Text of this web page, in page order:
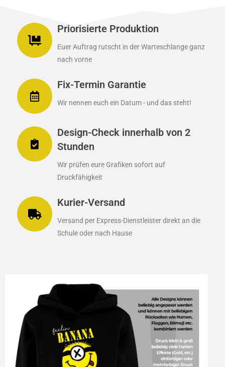
Priorisierte Produktion
Euer Auftrag rutscht in der Warteschlange ganz
nach vorne
Fix-Termin Garantie
Wir nennen euch ein Datum - und das steht!
Design-Check innerhalb von 2
Stunden
Wir prüfen eure Grafiken sofort auf
Druckfähigkeit
Kurier-Versand
Versand per Express-Dienstleister direkt an die
Schule oder nach Hause